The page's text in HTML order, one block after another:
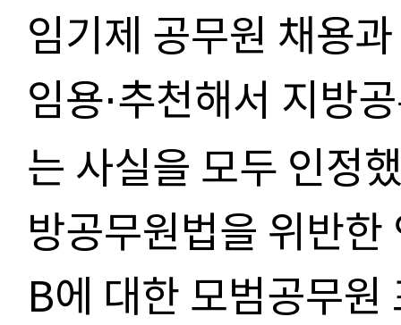
임기제 공무원 채용
임용⋅추천해서 지방
는 사실을 모두 인정
방공무원법을 위반
B에 대한 모범공무